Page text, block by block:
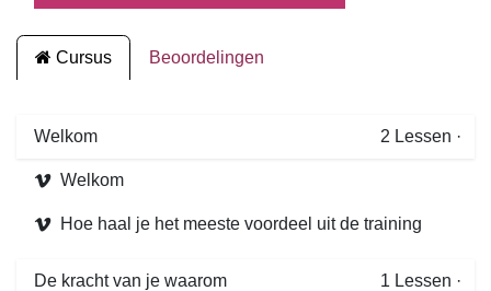
Cursus Beoordelingen
Welkom 2 Lessen ·
Welkom
Hoe haal je het meeste voordeel uit de training
De kracht van je waarom 1 Lessen ·